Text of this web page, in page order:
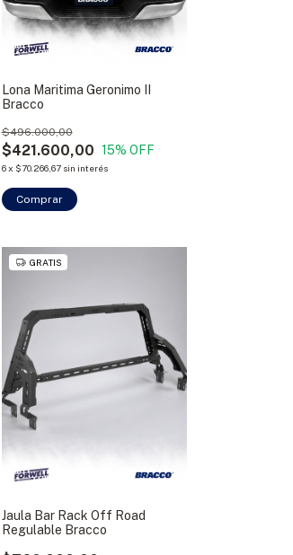
Lona Maritima Geronimo II
Bracco
$421.600,00
$496.000,00
15% OFF
6 x $70.266,67 sin interés
Comprar
GRATIS
Jaula Bar Rack Off Road
Regulable Bracco